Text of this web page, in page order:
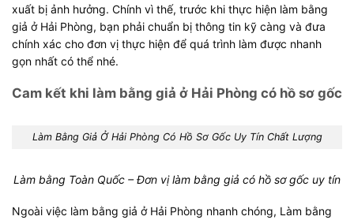
xuất bị ảnh hưởng. Chính vì thế, trước khi thực hiện làm bằng
giả ở Hải Phòng, bạn phải chuẩn bị thông tin kỹ càng và đưa
chính xác cho đơn vị thực hiện để quá trình làm được nhanh
gọn nhất có thể nhé.
Cam kết khi làm bằng giả ở Hải Phòng có hồ sơ gốc
Làm Bằng Giả Ở Hải Phòng Có Hồ Sơ Gốc Uy Tín Chất Lượng
Làm bằng Toàn Quốc – Đơn vị làm bằng giả có hồ sơ gốc uy tín
Ngoài việc làm bằng giả ở Hải Phòng nhanh chóng, Làm bằng